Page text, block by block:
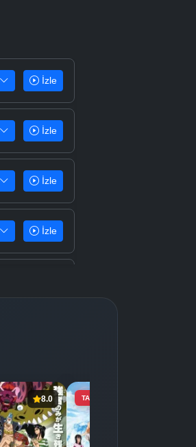
İzle
İzle
İzle
İzle
İzle
İzle
8.0 TAMAMLANDI